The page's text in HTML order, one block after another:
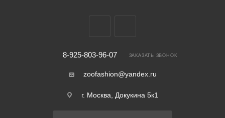
8-925-803-96-07 ЗАКАЗАТЬ ЗВОНОК
zoofashion@yandex.ru
г. Москва, Докукина 5к1